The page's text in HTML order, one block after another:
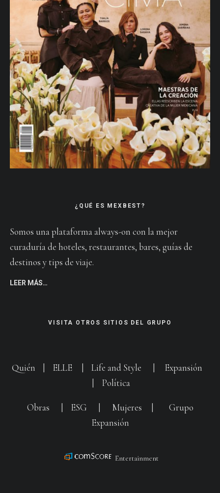
¿QUÉ ES MEXBEST?
Somos una plataforma always-on con la mejor
curaduría de hoteles, restaurantes, bares, guías de
destinos y tips de viaje.
LEER MÁS…
VISITA OTROS SITIOS DEL GRUPO
Quién ELLE Life and Style
Expansión
Política
Obras ESG Mujeres
Grupo
Expansión
Entertainment